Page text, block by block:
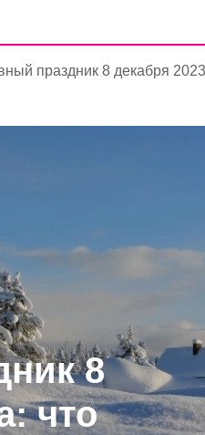
праздник 8 декабря
8
что